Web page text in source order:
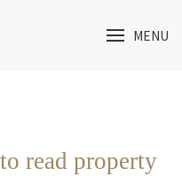
MENU
read property